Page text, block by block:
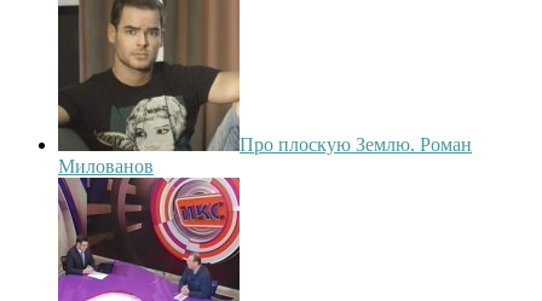
Про плоскую Землю. Роман
Милованов